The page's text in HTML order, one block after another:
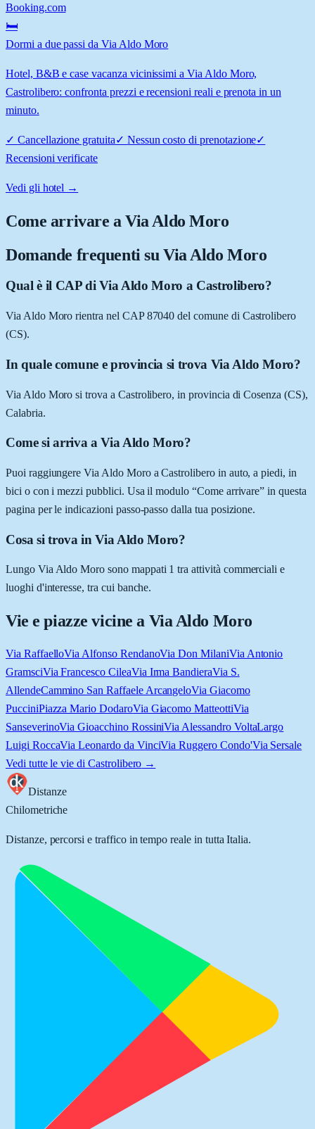
Booking.com
🛏️
Dormi a due passi da Via Aldo Moro
Hotel, B&B e case vacanza vicinissimi a Via Aldo Moro,
Castrolibero: confronta prezzi e recensioni reali e prenota in un
minuto.
✓ Cancellazione gratuita✓ Nessun costo di prenotazione✓
Recensioni verificate
Vedi gli hotel →
Come arrivare aVia Aldo Moro
Domande frequenti su Via Aldo Moro
Qual è il CAP di Via Aldo Moro a Castrolibero?
Via Aldo Moro rientra nel CAP 87040 del comune di Castrolibero
(CS).
In quale comune e provincia si trova Via Aldo Moro?
Via Aldo Moro si trova a Castrolibero, in provincia di Cosenza (CS),
Calabria.
Come si arriva a Via Aldo Moro?
Puoi raggiungere Via Aldo Moro a Castrolibero in auto, a piedi, in
bici o con i mezzi pubblici. Usa il modulo “Come arrivare” in questa
pagina per le indicazioni passo-passo dalla tua posizione.
Cosa si trova in Via Aldo Moro?
Lungo Via Aldo Moro sono mappati 1 tra attività commerciali e
luoghi d'interesse, tra cui banche.
Vie e piazze vicine a Via Aldo Moro
Via RaffaelloVia Alfonso RendanoVia Don MilaniVia Antonio
GramsciVia Francesco CileaVia Irma BandieraVia S.
AllendeCammino San Raffaele ArcangeloVia Giacomo
PucciniPiazza Mario DodaroVia Giacomo MatteottiVia
SanseverinoVia Gioacchino RossiniVia Alessandro VoltaLargo
Luigi RoccaVia Leonardo da VinciVia Ruggero Condo'Via Sersale
Vedi tutte le vie di Castrolibero →
Distanze
Chilometriche
Distanze, percorsi e traffico in tempo reale in tutta Italia.